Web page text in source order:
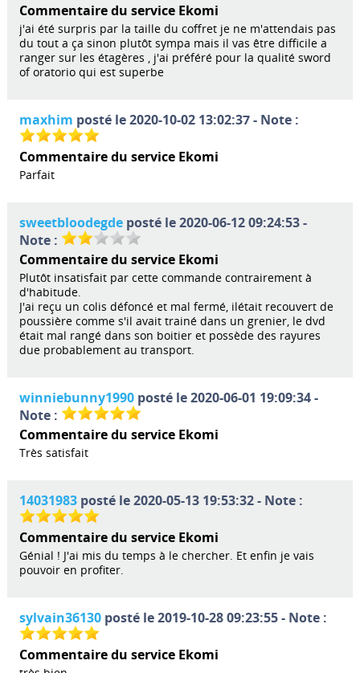
Commentaire du service Ekomi
j'ai été surpris par la taille du coffret je ne m'attendais pas
du tout a ça sinon plutôt sympa mais il vas être difficile a
ranger sur les étagères , j'ai préféré pour la qualité sword
of oratorio qui est superbe
maxhim posté le 2020-10-02 13:02:37 - Note :
Commentaire du service Ekomi
Parfait
sweetbloodegdeposté le 2020-06-12 09:24:53 -
Note :
Commentaire du service Ekomi
Plutôt insatisfait par cette commande contrairement à
d'habitude.
J'ai reçu un colis défoncé et mal fermé, ilétait recouvert de
poussière comme s'il avait trainé dans un grenier, le dvd
était mal rangé dans son boitier et possède des rayures
due probablement au transport.
winniebunny1990posté le 2020-06-01 19:09:34 -
Note :
Commentaire du service Ekomi
Très satisfait
14031983posté le 2020-05-13 19:53:32 - Note :
Commentaire du service Ekomi
Génial ! J'ai mis du temps à le chercher. Et enfin je vais
pouvoir en profiter.
sylvain36130posté le 2019-10-28 09:23:55 - Note :
Commentaire du service Ekomi